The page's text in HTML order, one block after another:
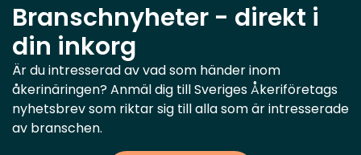
Branschnyheter - direkt i
din inkorg
Är du intresserad av vad som händer inom
åkerinäringen? Anmäl dig till Sveriges Åkeriföretags
nyhetsbrev som riktar sig till alla som är intresserade
av branschen.